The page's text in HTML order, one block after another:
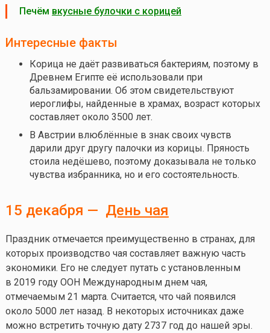
Печём вкусные булочки с корицей
Интересные факты
Корица не даёт развиваться бактериям, поэтому в
Древнем Египте её использовали при
бальзамировании. Об этом свидетельствуют
иероглифы, найденные в храмах, возраст которых
составляет около 3500 лет.
В Австрии влюблённые в знак своих чувств
дарили друг другу палочки из корицы. Пряность
стоила недёшево, поэтому доказывала не только
чувства избранника, но и его состоятельность.
15 декабря — День чая
Праздник отмечается преимущественно в странах, для
которых производство чая составляет важную часть
экономики. Его не следует путать с установленным
в 2019 году ООН Международным днем чая,
отмечаемым 21 марта. Считается, что чай появился
около 5000 лет назад. В некоторых источниках даже
можно встретить точную дату 2737 год до нашей эры.